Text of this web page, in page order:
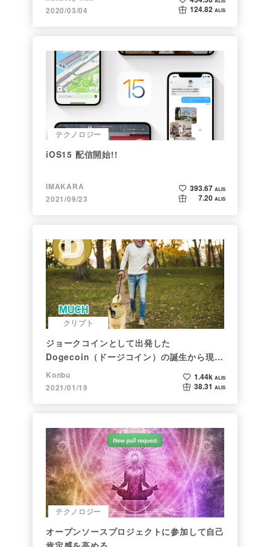
2020/03/04
124.82 ALIS
テクノロジー
iOS15 配信開始!!
IMAKARA
2021/09/23
393.67 ALIS
7.20 ALIS
クリプト
ジョークコインとして出発した
Dogecoin（ドージコイン）の誕生から現在
まで。注目される非証券性🐶
Konbu
2021/01/19
1.44k ALIS
38.31 ALIS
テクノロジー
オープンソースプロジェクトに参加して自己